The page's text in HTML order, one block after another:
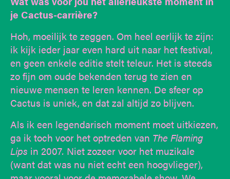
je Cactus-carrière?
Hoh, moeilijk te zeggen. Om heel eerlijk te zijn:
ik kijk ieder jaar even hard uit naar het festival,
en geen enkele editie stelt teleur. Het is steeds
zo fijn om oude bekenden terug te zien en
nieuwe mensen te leren kennen. De sfeer op
Cactus is uniek, en dat zal altijd zo blijven.
Als ik een legendarisch moment moet uitkiezen,
ga ik toch voor het optreden van The Flaming
Lips in 2007. Niet zozeer voor het muzikale
(want dat was nu niet echt een hoogvlieger),